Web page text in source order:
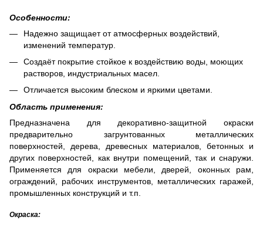
Особенности:
Надежно защищает от атмосферных воздействий,
изменений температур.
Создаёт покрытие стойкое к воздействию воды, моющих
растворов, индустриальных масел.
Отличается высоким блеском и яркими цветами.
Область применения:
Предназначена для декоративно-защитной окраски
предварительно загрунтованных металлических
поверхностей, дерева, древесных материалов, бетонных и
других поверхностей, как внутри помещений, так и снаружи.
Применяется для окраски мебели, дверей, оконных рам,
ограждений, рабочих инструментов, металлических гаражей,
промышленных конструкций и т.п.
Окраска: